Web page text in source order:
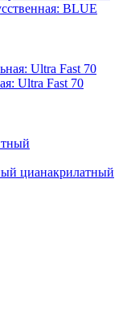
BLUE
Ultra Fast 70
цианакрилатный